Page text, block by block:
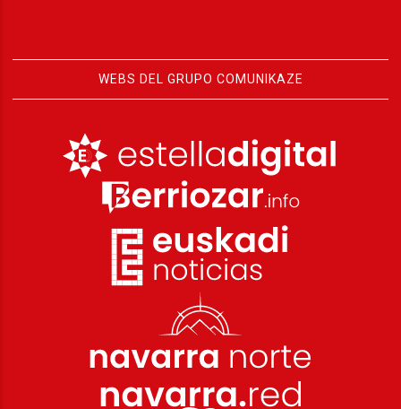
WEBS DEL GRUPO COMUNIKAZE